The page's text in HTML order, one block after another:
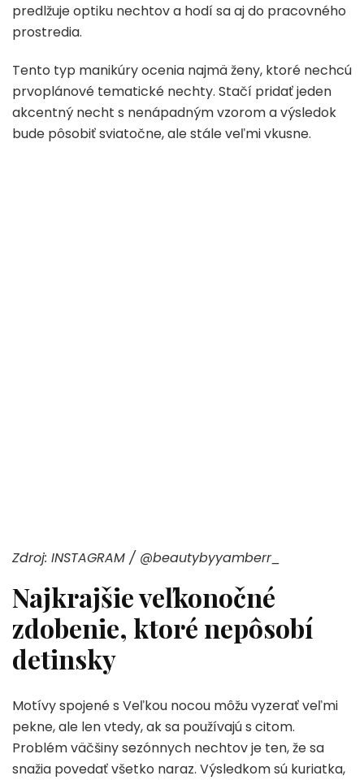
predlžuje optiku nechtov a hodí sa aj do pracovného
prostredia.
Tento typ manikúry ocenia najmä ženy, ktoré nechcú
prvoplánové tematické nechty. Stačí pridať jeden
akcentný necht s nenápadným vzorom a výsledok
bude pôsobiť sviatočne, ale stále veľmi vkusne.
Zdroj: INSTAGRAM / @beautybyyamberr_
Najkrajšie veľkonočné
zdobenie, ktoré nepôsobí
detinsky
Motívy spojené s Veľkou nocou môžu vyzerať veľmi
pekne, ale len vtedy, ak sa používajú s citom.
Problém väčšiny sezónnych nechtov je ten, že sa
snažia povedať všetko naraz. Výsledkom sú kuriatka,